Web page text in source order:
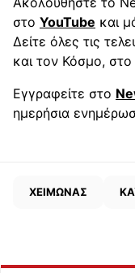
στο YouTube και
Δείτε όλες τις
και τον Κόσμο, στο
Εγγραφείτε στο
ημερήσια
ΧΕΙΜΩΝΑΣ